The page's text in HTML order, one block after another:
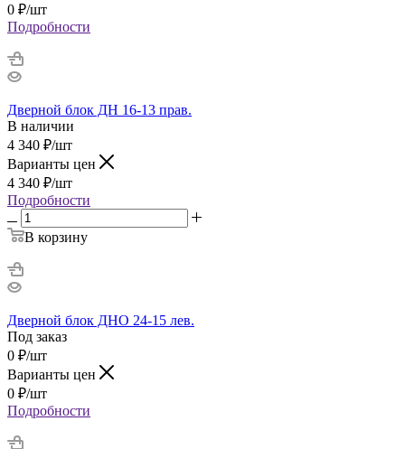
0 ₽/шт
Подробности
Дверной блок ДН 16-13 прав.
В наличии
4 340 ₽/шт
Варианты цен
4 340 ₽/шт
Подробности
В корзину
Дверной блок ДНО 24-15 лев.
Под заказ
0 ₽/шт
Варианты цен
0 ₽/шт
Подробности